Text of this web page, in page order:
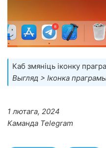
Каб змяніць іконку
Выгляд > Іконка
1 лютага, 2024
Каманда Telegram